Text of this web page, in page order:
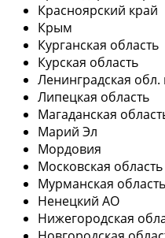
Красноярский край
Крым
Курганская область
Курская область
Ленинградская обл.
Липецкая область
Магаданская
Марий Эл
Мордовия
Московская
Мурманская область
Ненецкий АО
Нижегородская